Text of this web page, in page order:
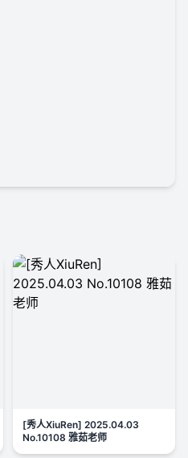
[秀人XiuRen] 2025.04.03
No.10108 雅茹老师